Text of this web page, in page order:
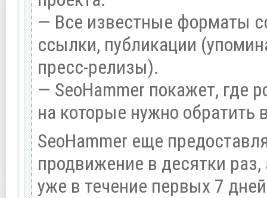
— Все известные форматы
ссылки, публикации
пресс-релизы).
— SeoHammer покажет, где
на которые нужно обратить
SeoHammer еще
продвижение в десятки
уже в течение первых 7